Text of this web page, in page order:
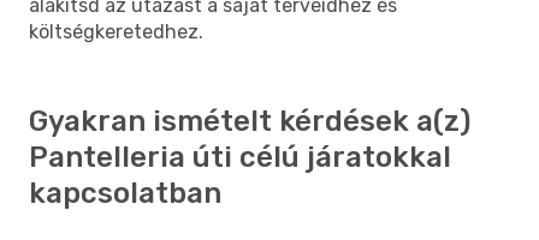
alakítsd az utazást a saját terveidhez és
költségkeretedhez.
Gyakran ismételt kérdések a(z)
Pantelleria úti célú járatokkal
kapcsolatban